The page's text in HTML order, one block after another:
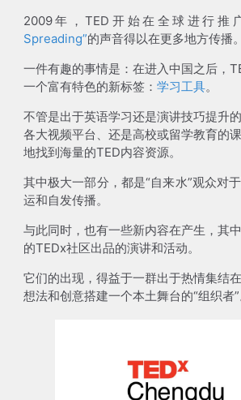
2009年，TED开始在全球进行推
Spreading”的声音得以在更多地方传播。
一件有趣的事情是：在进入中国之后，
一个富有特色的新标签： 学习工具。
不管是出于英语学习还是演讲技巧提升
各大视频平台、还是高校或留学教育的
地找到海量的TED内容资源。
其中极大一部分，都是“自来水”观众对
运和自发传播。
与此同时，也有一些新内容在产生，其
的TEDx社区出品的演讲和活动。
它们的出现，得益于一群出于热情集结
想法和创意搭建一个本土舞台的“组织者”